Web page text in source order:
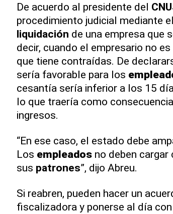
De acuerdo al presidente del
procedimiento judicial mediante
liquidación de una empresa que
decir, cuando el empresario no
que tiene contraídas. De
sería favorable para los
cesantía sería inferior a los 15
lo que traería como
ingresos.
“En ese caso, el estado debe
Los empleadosno deben cargar
sus patrones”, dijo Abreu.
Si reabren, pueden hacer un
fiscalizadora y ponerse al día